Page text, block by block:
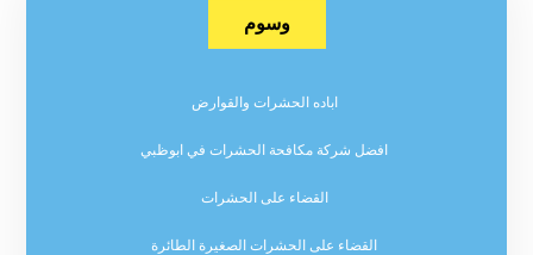
وسوم
اباده الحشرات والقوارض
افضل شركة مكافحة الحشرات في ابوظبي
القضاء على الحشرات
القضاء على الحشرات الصغيرة الطائرة